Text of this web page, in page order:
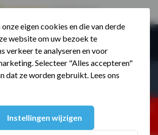
eigen cookies en die van derde
website om uw bezoek te
verkeer te analyseren en voor
Selecteer "Alles accepteren"
dat ze worden gebruikt. Lees ons
Instellingen wijzigen
vakantiesluiting. Gebruik code:
vloeren, fitnesstoestellen, boksartikelen,
inlog. Verzending vanaf 19 aug.